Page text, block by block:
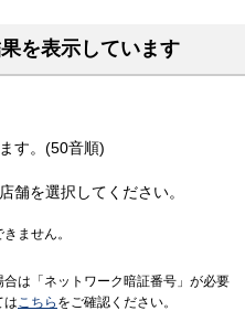
を表示しています
す。(50音順)
舗を選択してください。
ません。
は「ネットワーク暗証番号」が必要
はこちら をご確認ください。